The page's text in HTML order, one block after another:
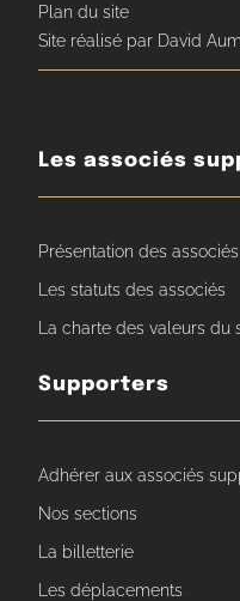
Plan du site
Site réalisé par David
Les associés
Présentation des
Les statuts des associés
La charte des valeurs du
Supporters
Adhérer aux associés
Nos sections
La billetterie
Les déplacements